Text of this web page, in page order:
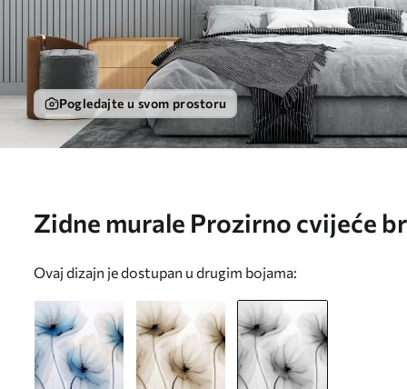
Pogledajte u svom prostoru
Zidne murale Prozirno cvijeće
Ovaj dizajn je dostupan u drugim bojama: